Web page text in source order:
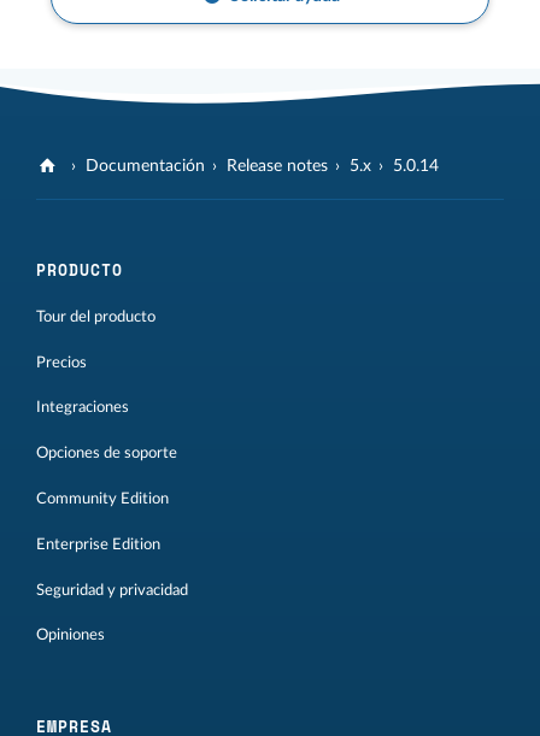
Documentación Release notes 5.x 5.0.14
PRODUCTO
Tour del producto
Precios
Integraciones
Opciones de soporte
Community Edition
Enterprise Edition
Seguridad y privacidad
Opiniones
EMPRESA